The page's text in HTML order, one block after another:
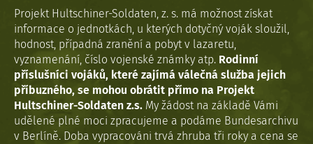
Projekt Hultschiner-Soldaten, z. s. má možnost získat
informace o jednotkách, u kterých dotyčný voják sloužil,
hodnost, případná zranění a pobyt v lazaretu,
vyznamenání, číslo vojenské známky atp. Rodinní
příslušníci vojáků, které zajímá válečná služba jejich
příbuzného, se mohou obrátit přímo na Projekt
Hultschiner-Soldaten z.s. My žádost na základě Vámi
udělené plné moci zpracujeme a podáme Bundesarchivu
v Berlíně. Doba vypracováni trvá zhruba tři roky a cena se